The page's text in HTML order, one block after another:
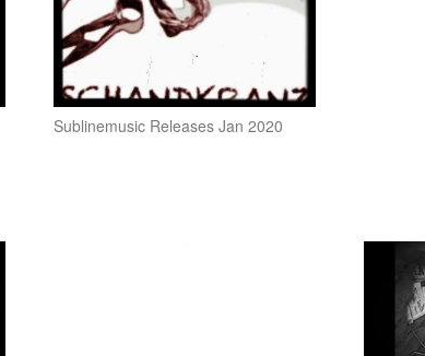
Sublinemusic Releases Jan 2020